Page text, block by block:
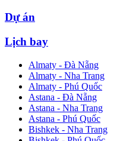
Dự án
Lịch bay
Almaty - Đà Nẵng
Almaty - Nha Trang
Almaty - Phú Quốc
Astana - Đà Nẵng
Astana - Nha Trang
Astana - Phú Quốc
Bishkek - Nha Trang